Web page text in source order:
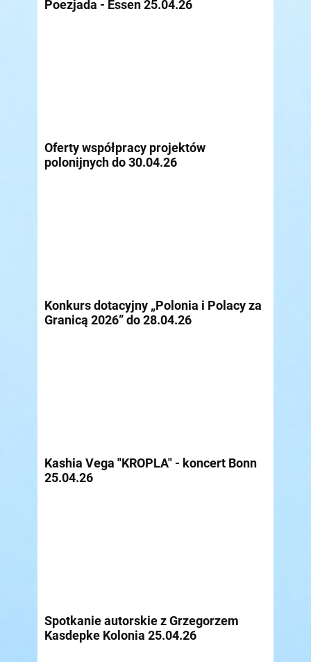
Poezjada - Essen 25.04.26
Oferty współpracy projektów
polonijnych do 30.04.26
Konkurs dotacyjny „Polonia i Polacy za
Granicą 2026” do 28.04.26
Kashia Vega "KROPLA" - koncert Bonn
25.04.26
Spotkanie autorskie z Grzegorzem
Kasdepke Kolonia 25.04.26